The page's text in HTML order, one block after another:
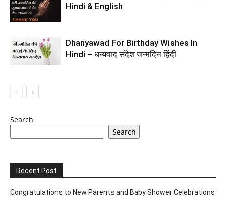
Hindi & English
Dhanyawad For Birthday Wishes In
Hindi – धन्यवाद संदेश जन्मदिन हिंदी
Search
Search
Recent Post
Congratulations to New Parents and Baby Shower Celebrations